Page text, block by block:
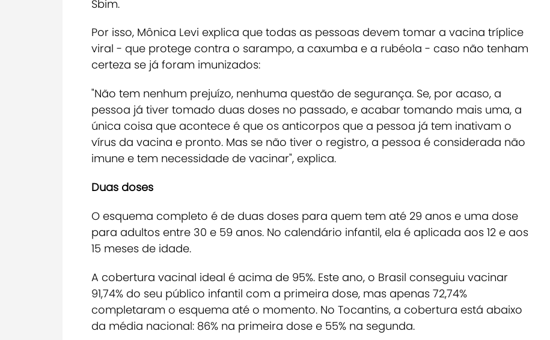
Sbim.
Por isso, Mônica Levi explica que todas as pessoas devem tomar a vacina tríplice
viral - que protege contra o sarampo, a caxumba e a rubéola - caso não tenham
certeza se já foram imunizados:
"Não tem nenhum prejuízo, nenhuma questão de segurança. Se, por acaso, a
pessoa já tiver tomado duas doses no passado, e acabar tomando mais uma, a
única coisa que acontece é que os anticorpos que a pessoa já tem inativam o
vírus da vacina e pronto. Mas se não tiver o registro, a pessoa é considerada não
imune e tem necessidade de vacinar", explica.
Duas doses
O esquema completo é de duas doses para quem tem até 29 anos e uma dose
para adultos entre 30 e 59 anos. No calendário infantil, ela é aplicada aos 12 e aos
15 meses de idade.
A cobertura vacinal ideal é acima de 95%. Este ano, o Brasil conseguiu vacinar
91,74% do seu público infantil com a primeira dose, mas apenas 72,74%
completaram o esquema até o momento. No Tocantins, a cobertura está abaixo
da média nacional: 86% na primeira dose e 55% na segunda.